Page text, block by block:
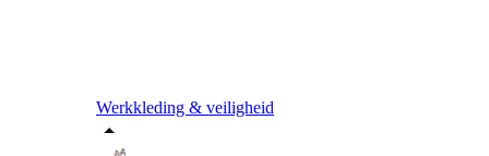
Werkkleding & veiligheid